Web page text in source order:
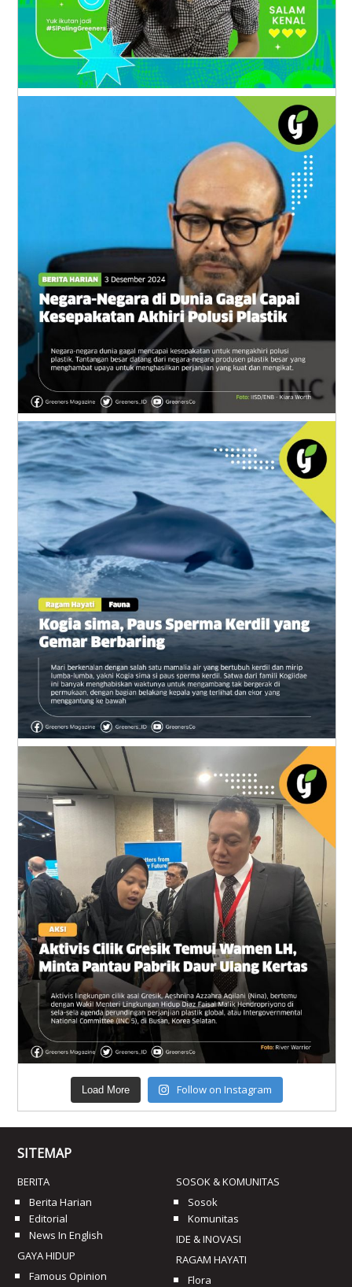
Load More Follow on Instagram
SITEMAP
BERITA
Berita Harian
Editorial
News In English
GAYA HIDUP
Famous Opinion
SOSOK & KOMUNITAS
Sosok
Komunitas
IDE & INOVASI
RAGAM HAYATI
Flora